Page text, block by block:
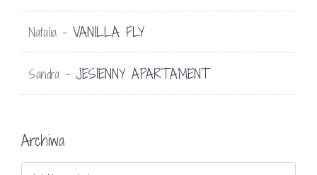
Natalia - VANILLA FLY
Sandra - JESIENNY APARTAMENT
Archiwa